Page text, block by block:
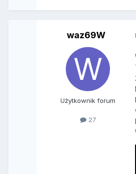
waz69W
Użytkownik forum
27